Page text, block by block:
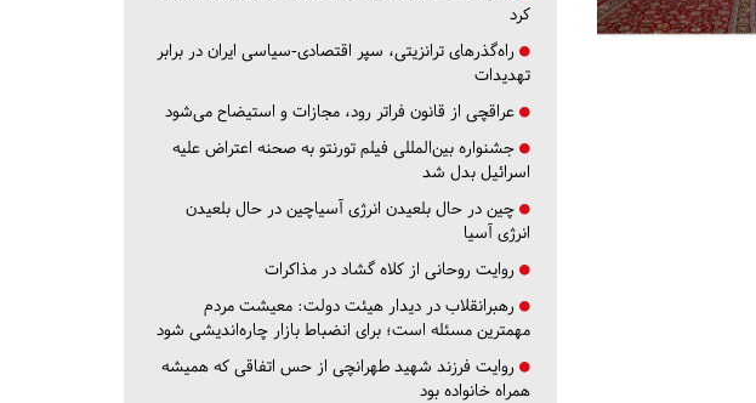
کرد
راه‌گذرهای ترانزیتی، سپر اقتصادی-سیاسی ایران در برابر
تهدیدات
عراقچی از قانون فراتر رود، مجازات و استیضاح می‌شود
جشنواره بین‌المللی فیلم تورنتو به صحنه اعتراض علیه
اسرائیل بدل شد
چین در حال بلعیدن انرژی آسیاچین در حال بلعیدن
انرژی آسیا
روایت روحانی از کلاه گشاد در مذاکرات
رهبرانقلاب در دیدار هیئت دولت: معیشت مردم
مهمترین مسئله است؛ برای انضباط بازار چاره‌اندیشی شود
روایت فرزند شهید طهرانچی از حس اتفاقی که همیشه
همراه خانواده بود